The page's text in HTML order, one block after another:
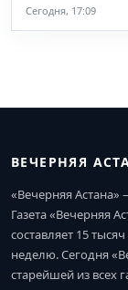
Сегодня, 17:09
ВЕЧЕРНЯЯ
«Вечерняя
Газета «Вечерняя
составляет 15
неделю. Сегодня
старейшей из всех